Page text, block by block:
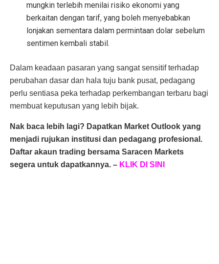
mungkin terlebih menilai risiko ekonomi yang
berkaitan dengan tarif, yang boleh menyebabkan
lonjakan sementara dalam permintaan dolar sebelum
sentimen kembali stabil.
Dalam keadaan pasaran yang sangat sensitif terhadap
perubahan dasar dan hala tuju bank pusat, pedagang
perlu sentiasa peka terhadap perkembangan terbaru bagi
membuat keputusan yang lebih bijak.
Nak baca lebih lagi? Dapatkan Market Outlook yang
menjadi rujukan institusi dan pedagang profesional.
Daftar akaun trading bersama Saracen Markets
segera untuk dapatkannya. – KLIK DI SINI